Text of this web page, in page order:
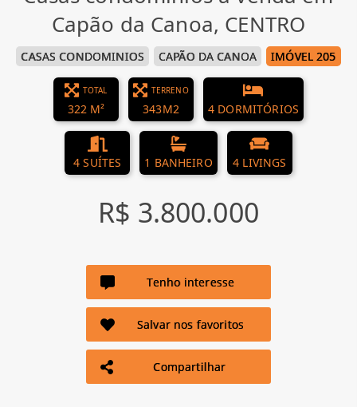
Capão da Canoa, CENTRO
CASAS CONDOMINIOS CAPÃO DA CANOA IMÓVEL 205
TOTAL
322 M²
TERRENO
343M2 4 DORMITÓRIOS
4 SUÍTES 1 BANHEIRO 4 LIVINGS
R$ 3.800.000
Tenho interesse
Salvar nos favoritos
Compartilhar